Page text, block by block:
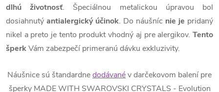
dlhú životnosť. Špeciálnou metalickou úpravou bol
dosiahnutý antialergický účinok. Do náušníc nie je pridaný
nikel a preto je tento produkt vhodný aj pre alergikov. Tento
šperkVám zabezpečí primeranú dávku exkluzivity.
Náušnice sú štandardnedodávanév darčekovom balení pre
šperky MADE WITH SWAROVSKI CRYSTALS - Evolution